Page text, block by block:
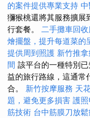
的案件提供專業支持
獼猴桃還將其服務擴展
行套餐。 二手攤車回
燴擺盤，提升每道菜的
提供周到照護 新竹推
間 該平台的一種特別
益的旅行路線，這通常
合。 新竹按摩服務 天
題，避免更多損害 護
筋技術 台中筋膜刀放